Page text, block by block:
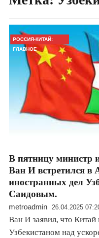
РОССИЯ-КИТАЙ:
ГЛАВНОЕ
В пятницу министр
Ван И встретился в
иностранных дел
Саидовым.
metroadmin 26.04.2025
Ван И заявил, что Китай
Узбекистаном над